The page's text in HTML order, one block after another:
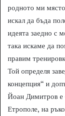
родното ми
искал да бъда
идеята заедно с
така искаме да
правим
Той определя
концепция“ и
Йоан Димитров е
Етрополе, на